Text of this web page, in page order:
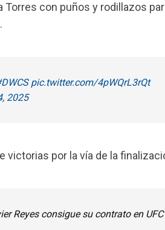
con puños y rodillazos
pic.twitter.com/4pWQrL3rQt
2025
victorias por la vía de la
Reyes consigue su contrato en UFC